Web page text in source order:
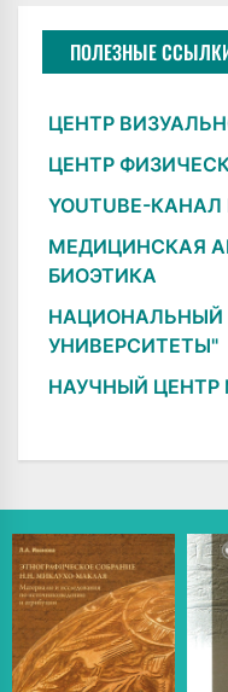
ПОЛЕЗНЫЕ
ЦЕНТР
ЦЕНТР
YOUTUBE-
МЕДИЦИНСКАЯ
БИОЭТИКА
НАЦИОНАЛЬНЫЙ
УНИВЕРСИТЕТЫ"
НАУЧНЫЙ ЦЕНТР